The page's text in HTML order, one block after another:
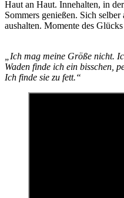
Haut an Haut. Innehalten, in
Sommers genießen. Sich
aushalten. Momente des
„Ich mag meine Größe nicht.
Waden finde ich ein bisschen,
Ich finde sie zu fett.“